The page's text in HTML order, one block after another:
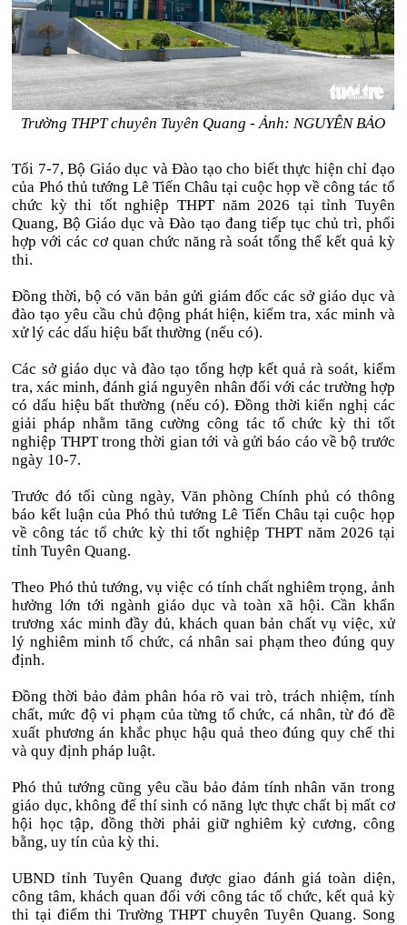
Trường THPT chuyên Tuyên Quang - Ảnh: NGUYÊN BẢO
Tối 7-7, Bộ Giáo dục và Đào tạo cho biết thực hiện chỉ đạo
của Phó thủ tướng Lê Tiến Châu tại cuộc họp về công tác tổ
chức kỳ thi tốt nghiệp THPT năm 2026 tại tỉnh Tuyên
Quang, Bộ Giáo dục và Đào tạo đang tiếp tục chủ trì, phối
hợp với các cơ quan chức năng rà soát tổng thể kết quả kỳ
thi.
Đồng thời, bộ có văn bản gửi giám đốc các sở giáo dục và
đào tạo yêu cầu chủ động phát hiện, kiểm tra, xác minh và
xử lý các dấu hiệu bất thường (nếu có).
Các sở giáo dục và đào tạo tổng hợp kết quả rà soát, kiểm
tra, xác minh, đánh giá nguyên nhân đối với các trường hợp
có dấu hiệu bất thường (nếu có). Đồng thời kiến nghị các
giải pháp nhằm tăng cường công tác tổ chức kỳ thi tốt
nghiệp THPT trong thời gian tới và gửi báo cáo về bộ trước
ngày 10-7.
Trước đó tối cùng ngày, Văn phòng Chính phủ có thông
báo kết luận của Phó thủ tướng Lê Tiến Châu tại cuộc họp
về công tác tổ chức kỳ thi tốt nghiệp THPT năm 2026 tại
tỉnh Tuyên Quang.
Theo Phó thủ tướng, vụ việc có tính chất nghiêm trọng, ảnh
hưởng lớn tới ngành giáo dục và toàn xã hội. Cần khẩn
trương xác minh đầy đủ, khách quan bản chất vụ việc, xử
lý nghiêm minh tổ chức, cá nhân sai phạm theo đúng quy
định.
Đồng thời bảo đảm phân hóa rõ vai trò, trách nhiệm, tính
chất, mức độ vi phạm của từng tổ chức, cá nhân, từ đó đề
xuất phương án khắc phục hậu quả theo đúng quy chế thi
và quy định pháp luật.
Phó thủ tướng cũng yêu cầu bảo đảm tính nhân văn trong
giáo dục, không để thí sinh có năng lực thực chất bị mất cơ
hội học tập, đồng thời phải giữ nghiêm kỷ cương, công
bằng, uy tín của kỳ thi.
UBND tỉnh Tuyên Quang được giao đánh giá toàn diện,
công tâm, khách quan đối với công tác tổ chức, kết quả kỳ
thi tại điểm thi Trường THPT chuyên Tuyên Quang. Song